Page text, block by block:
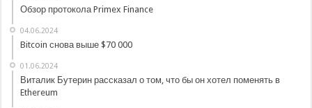
Обзор протокола Primex Finance
04.06.2024
Bitcoin снова выше $70 000
01.06.2024
Виталик Бутерин рассказал о том, что бы он хотел поменять в
Ethereum